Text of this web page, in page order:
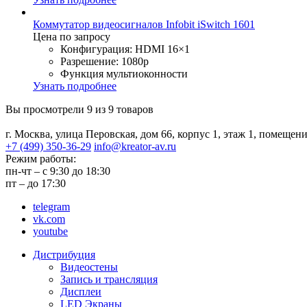
Коммутатор видеосигналов Infobit iSwitch 1601
Цена по запросу
Конфигурация: HDMI 16×1
Разрешение: 1080p
Функция мультиоконности
Узнать подробнее
Вы просмотрели 9 из 9 товаров
г. Москва, улица Перовская, дом 66, корпус 1, этаж 1,
+7 (499) 350-36-29 info@kreator-av.ru
Режим работы:
пн-чт – с 9:30 до 18:30
пт – до 17:30
telegram
vk.com
youtube
Дистрибуция
Видеостены
Запись и трансляция
Дисплеи
LED Экраны